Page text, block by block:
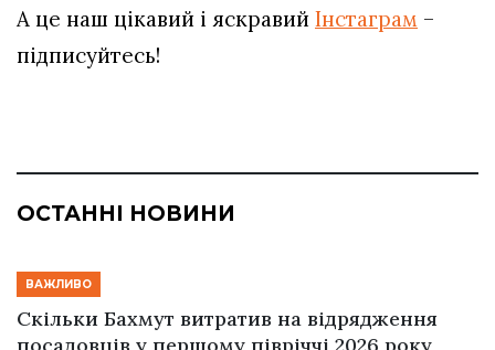
А це наш цікавий і яскравий Інстаграм –
підписуйтесь!
ОСТАННІ НОВИНИ
ВАЖЛИВО
Скільки Бахмут витратив на відрядження